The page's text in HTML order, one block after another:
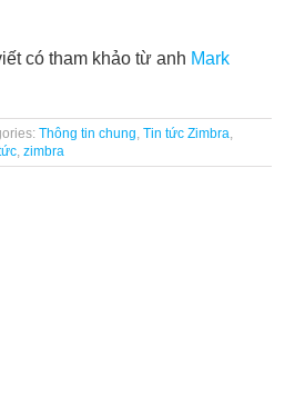
có tham khảo từ anh Mark
Thông tin chung Tin tức Zimbra
zimbra